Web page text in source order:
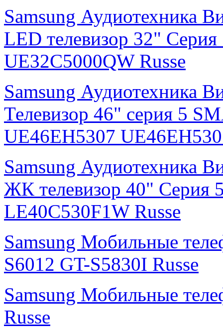
Samsung Аудиотехника
LED телевизор 32"
UE32C5000QW Russe
Samsung Аудиотехника
Телевизор 46" серия 5
UE46EH5307
Samsung Аудиотехника
ЖК телевизор 40" Серия
LE40C530F1W Russe
Samsung Мобильные
S6012 GT-S5830I Russe
Samsung Мобильные
Russe